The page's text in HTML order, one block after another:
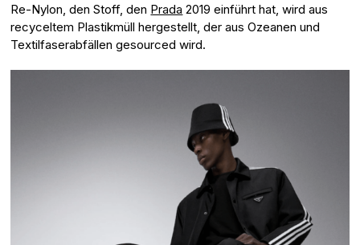
Re-Nylon, den Stoff, den Prada 2019 einführt hat, wird aus
recyceltem Plastikmüll hergestellt, der aus Ozeanen und
Textilfaserabfällen gesourced wird.